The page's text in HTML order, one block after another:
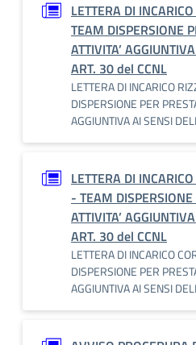
LETTERA DI
TEAM DISPERSIONE
ATTIVITA’
ART. 30 del CCNL
LETTERA DI INCARICO
DISPERSIONE PER
AGGIUNTIVA AI SENSI
LETTERA DI
- TEAM
ATTIVITA’
ART. 30 del CCNL
LETTERA DI INCARICO
DISPERSIONE PER
AGGIUNTIVA AI SENSI